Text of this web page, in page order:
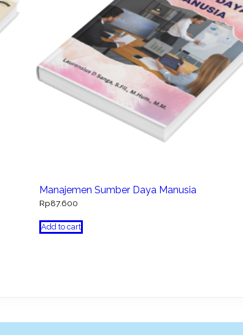
Manajemen Sumber Daya Manusia
Rp87.600
Add to cart